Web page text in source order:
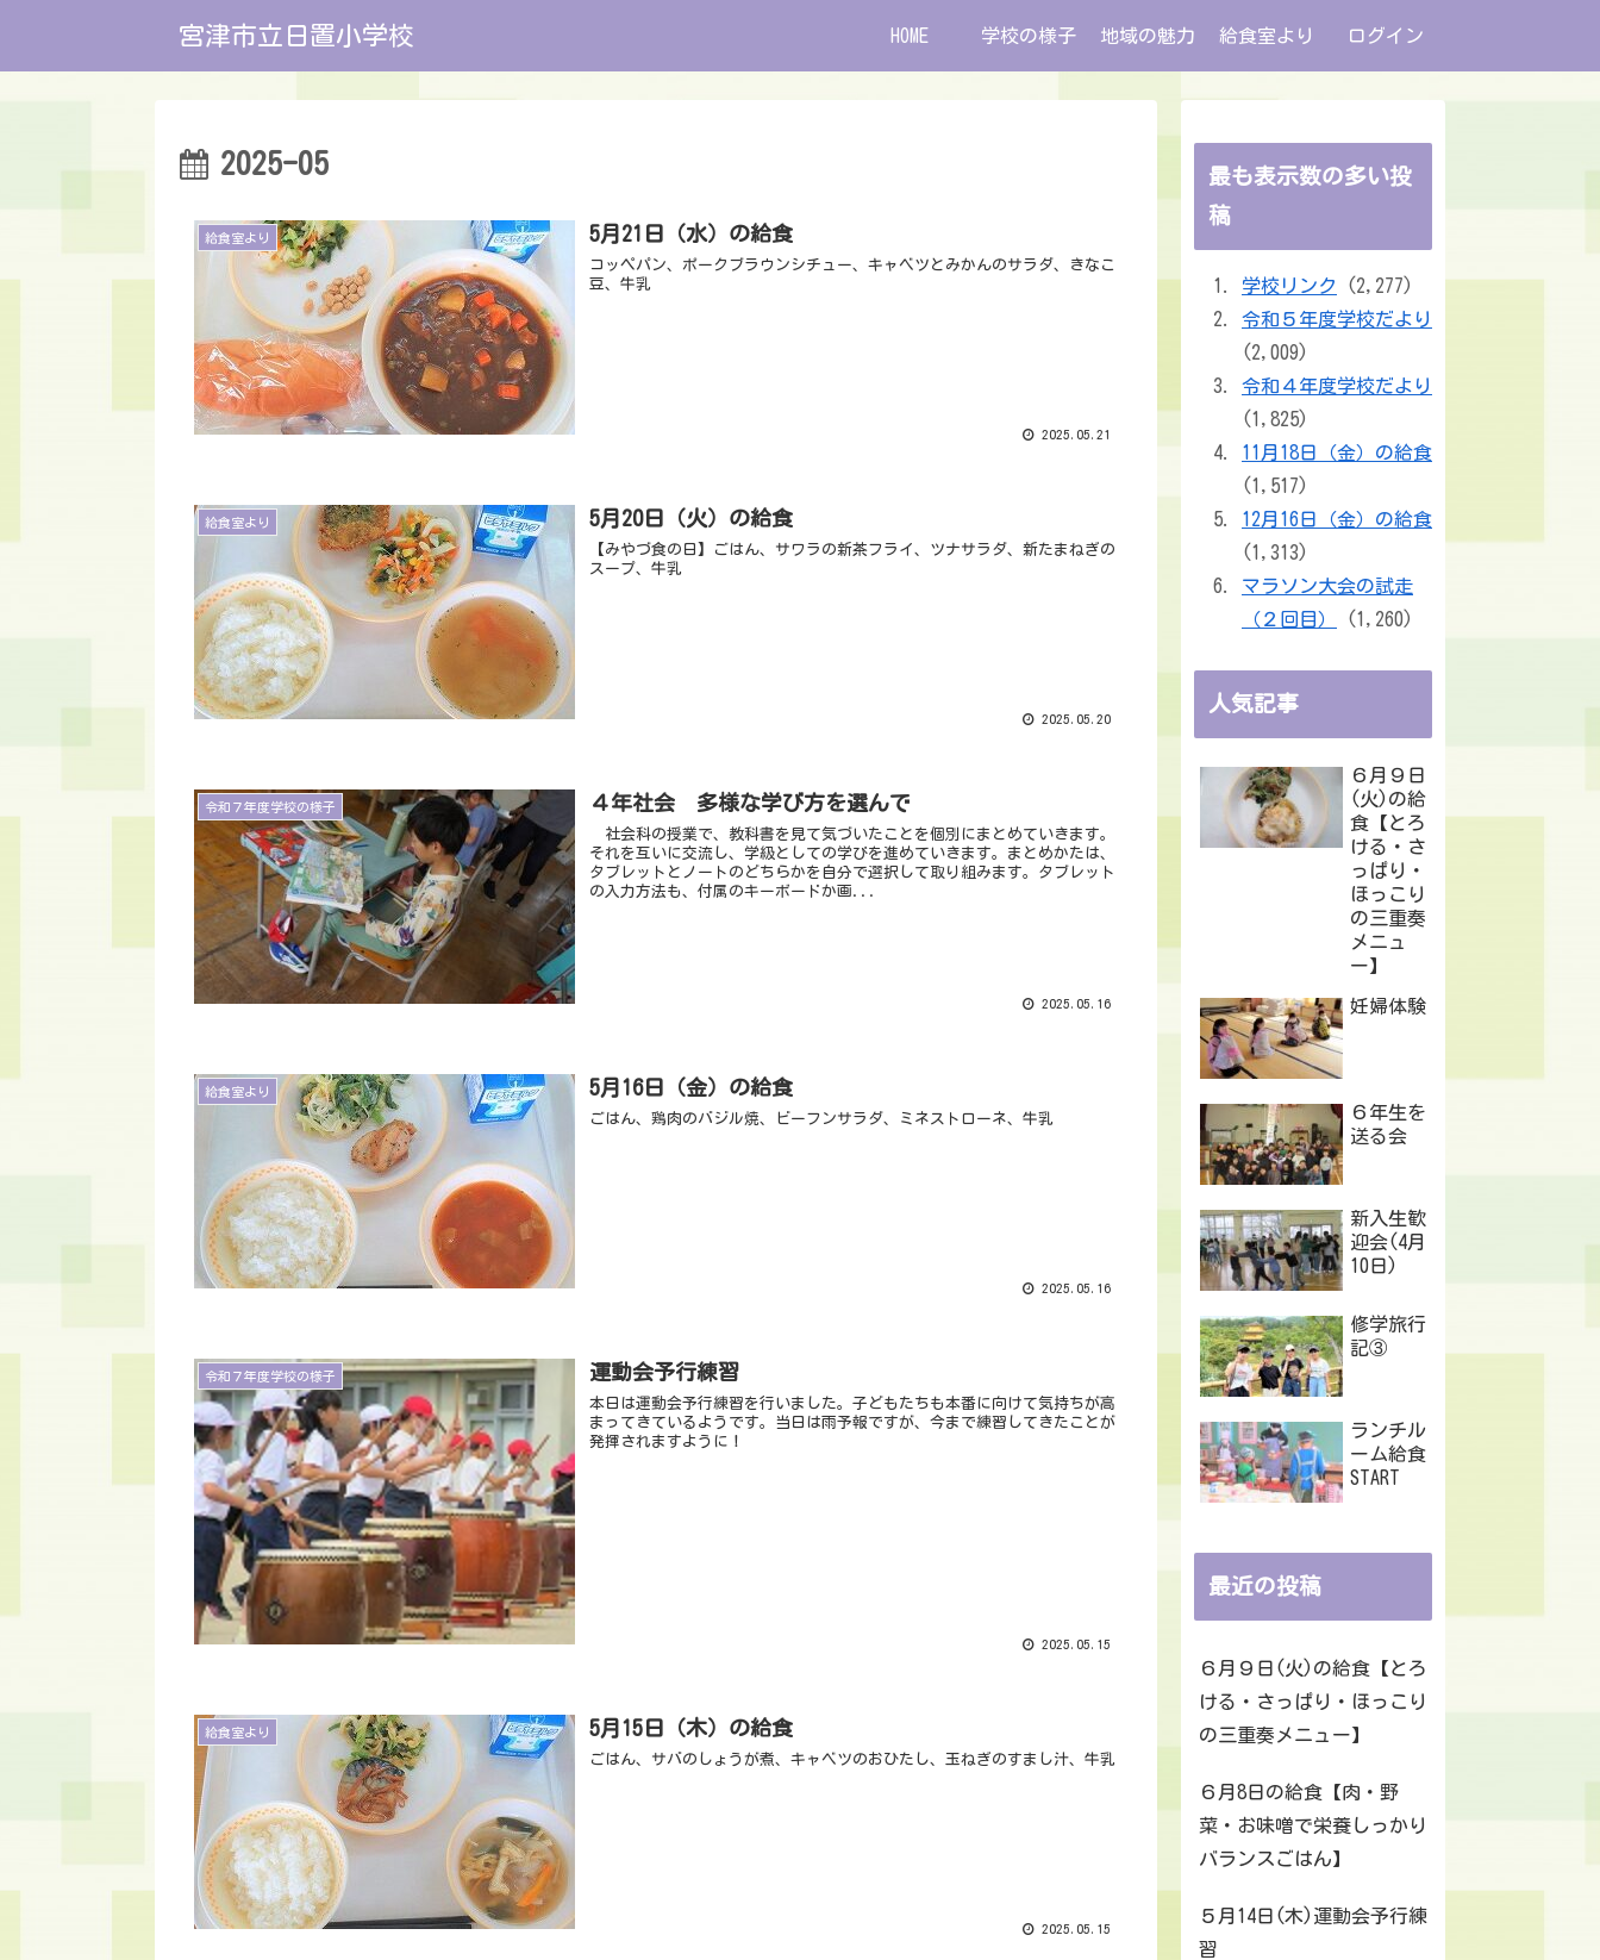
宮津市立日置小学校 HOME 学校の様子 地域の魅力 給食室より ログイン
2025-05
給食室より 5月21日（水）の給食
コッペパン、ポークブラウンシチュー、キャベツとみかんのサラダ、きなこ
豆、牛乳
2025.05.21
給食室より 5月20日（火）の給食
【みやづ食の日】ごはん、サワラの新茶フライ、ツナサラダ、新たまねぎの
スープ、牛乳
2025.05.20
令和７年度学校の様子 ４年社会 多様な学び方を選んで
社会科の授業で、教科書を見て気づいたことを個別にまとめていきます。
それを互いに交流し、学級としての学びを進めていきます。まとめかたは、
タブレットとノートのどちらかを自分で選択して取り組みます。タブレット
の入力方法も、付属のキーボードか画...
2025.05.16
給食室より 5月16日（金）の給食
ごはん、鶏肉のバジル焼、ビーフンサラダ、ミネストローネ、牛乳
2025.05.16
令和７年度学校の様子 運動会予行練習
本日は運動会予行練習を行いました。子どもたちも本番に向けて気持ちが高
まってきているようです。当日は雨予報ですが、今まで練習してきたことが
発揮されますように！
2025.05.15
給食室より 5月15日（木）の給食
ごはん、サバのしょうが煮、キャベツのおひたし、玉ねぎのすまし汁、牛乳
2025.05.15
最も表示数の多い投
稿
学校リンク
(2,277)
令和５年度学校だより
(2,009)
令和４年度学校だより
(1,825)
11月18日（金）の給食
(1,517)
12月16日（金）の給食
(1,313)
マラソン大会の試走
（２回目）
(1,260)
人気記事
６月９日
(火)の給
食【とろ
ける・さ
っぱり・
ほっこり
の三重奏
メニュ
ー】
妊婦体験
６年生を
送る会
新入生歓
迎会(4月
10日)
修学旅行
記③
ランチル
ーム給食
START
最近の投稿
６月９日(火)の給食【とろ
ける・さっぱり・ほっこり
の三重奏メニュー】
６月8日の給食【肉・野
菜・お味噌で栄養しっかり
バランスごはん】
５月14日(木)運動会予行練
習